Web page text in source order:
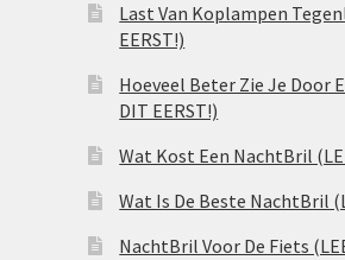
Last Van Koplampen
EERST!)
Hoeveel Beter Zie Je Door
DIT EERST!)
Wat Kost Een NachtBril
Wat Is De Beste NachtBril
NachtBril Voor De Fiets